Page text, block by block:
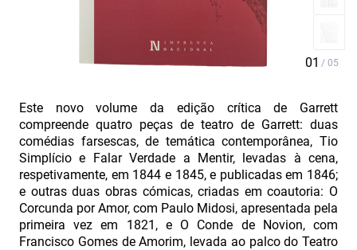
Este novo volume da edição crítica de Garrett
compreende quatro peças de teatro de Garrett: duas
comédias farsescas, de temática contemporânea, Tio
Simplício e Falar Verdade a Mentir, levadas à cena,
respetivamente, em 1844 e 1845, e publicadas em 1846;
e outras duas obras cómicas, criadas em coautoria: O
Corcunda por Amor, com Paulo Midosi, apresentada pela
primeira vez em 1821, e O Conde de Novion, com
Francisco Gomes de Amorim, levada ao palco do Teatro